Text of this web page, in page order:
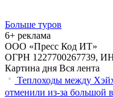
Больше туров
6+ реклама
ООО «Пресс Код ИТ»
ОГРН 1227700267739,
Картина дня Вся лента
Теплоходы между
отменили из-за большой